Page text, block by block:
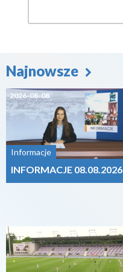
Najnowsze
2026-08-08
Informacje
INFORMACJE 08.08.2026
2026-08-07